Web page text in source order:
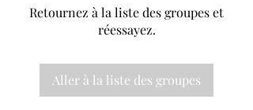
Retournez à la liste des groupes et
réessayez.
Aller à la liste des groupes